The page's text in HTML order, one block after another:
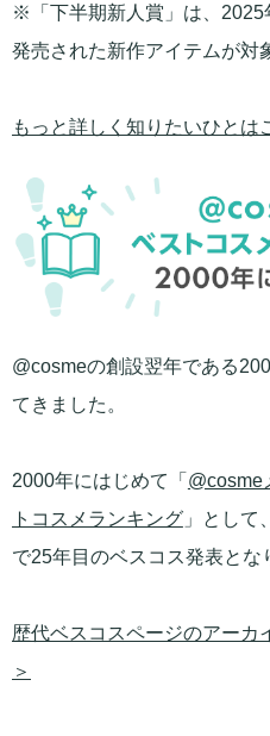
※「下半期新人賞」は、2025
発売された新作アイテムが対
もっと詳しく知りたいひとは
@cosmeの創設翌年である
てきました。
2000年にはじめて「 @cosme
トコスメランキング」として
で25年目のベスコス発表とな
歴代ベスコスページのアーカ
＞